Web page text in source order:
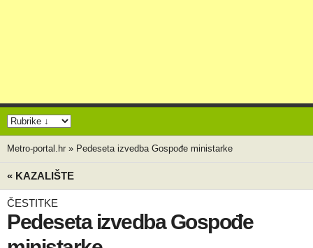
Metro-portal.hr » Pedeseta izvedba Gospođe ministarke
« KAZALIŠTE
ČESTITKE
Pedeseta izvedba Gospođe